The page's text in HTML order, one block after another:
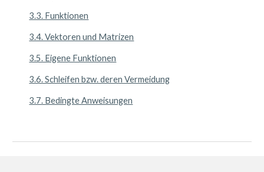
3.3. Funktionen
3.4. Vektoren und Matrizen
3.5. Eigene Funktionen
3.6. Schleifen bzw. deren Vermeidung
3.7. Bedingte Anweisungen